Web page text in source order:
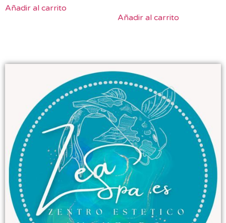
Añadir al carrito
Añadir al carrito